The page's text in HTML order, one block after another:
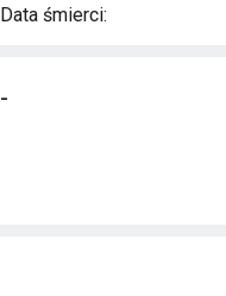
Data śmierci:
-